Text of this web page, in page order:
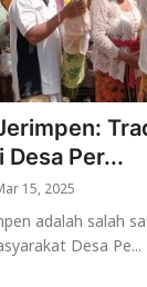
Desa Per...
15, 2025
adalah salah
Desa Pe...